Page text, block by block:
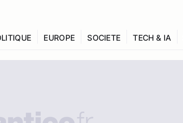
EUROPE SOCIETE TECH & IA